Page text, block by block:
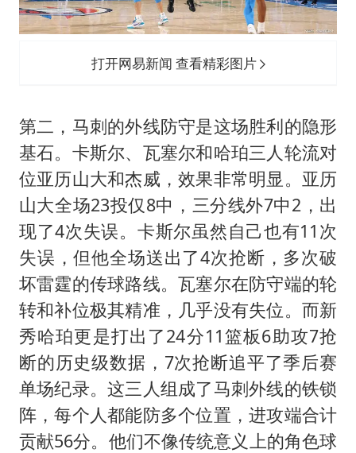
打开网易新闻 查看精彩图片
第二，马刺的外线防守是这场胜利的隐形
基石。卡斯尔、瓦塞尔和哈珀三人轮流对
位亚历山大和杰威，效果非常明显。亚历
山大全场23投仅8中，三分线外7中2，出
现了4次失误。卡斯尔虽然自己也有11次
失误，但他全场送出了4次抢断，多次破
坏雷霆的传球路线。瓦塞尔在防守端的轮
转和补位极其精准，几乎没有失位。而新
秀哈珀更是打出了24分11篮板6助攻7抢
断的历史级数据，7次抢断追平了季后赛
单场纪录。这三人组成了马刺外线的铁锁
阵，每个人都能防多个位置，进攻端合计
贡献56分。他们不像传统意义上的角色球